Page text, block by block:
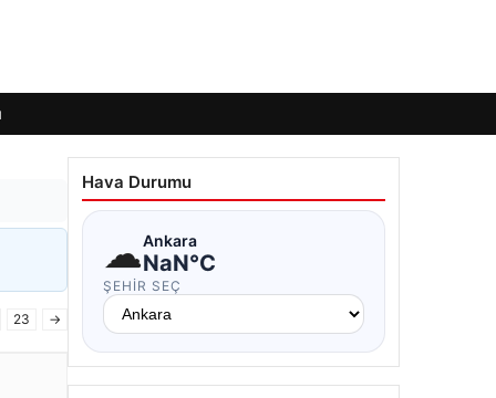
23 →
Hava Durumu
☁Ankara
NaN°C
ŞEHIR SEÇ